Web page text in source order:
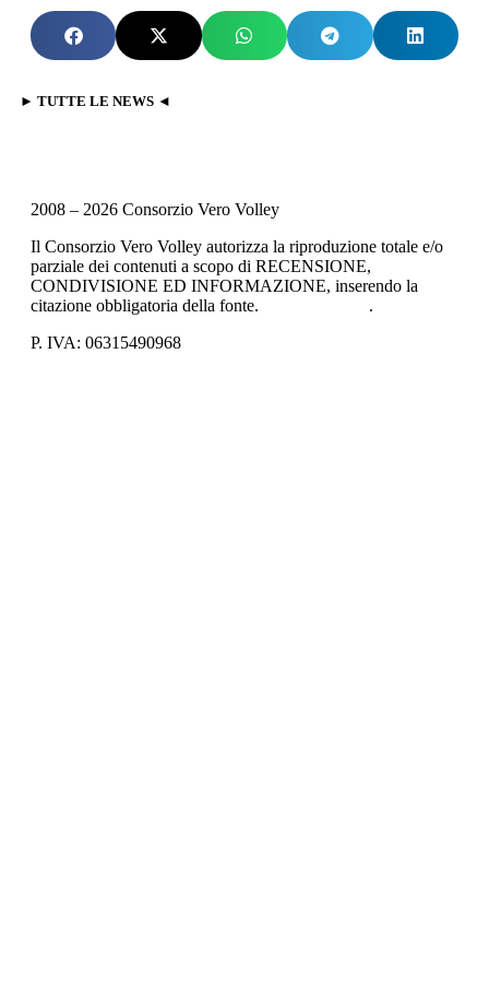
► TUTTE LE NEWS ◄
2008 – 2026 Consorzio Vero Volley
Il Consorzio Vero Volley autorizza la riproduzione totale e/o
parziale dei contenuti a scopo di RECENSIONE,
CONDIVISIONE ED INFORMAZIONE, inserendo la
citazione obbligatoria della fonte.
.
P. IVA: 06315490968